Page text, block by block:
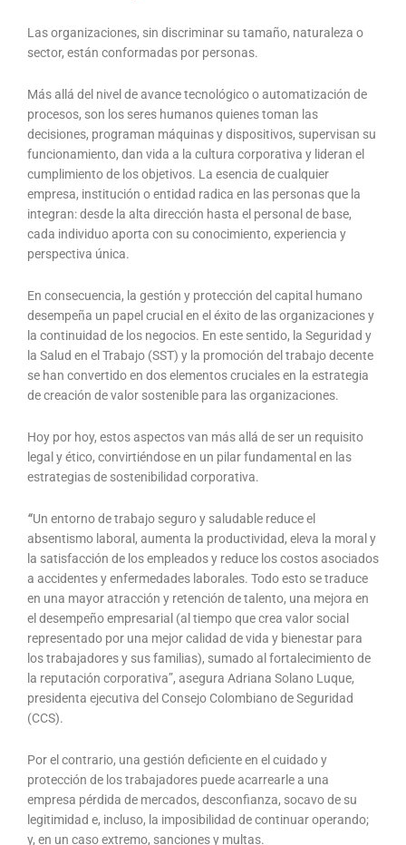
Las organizaciones, sin discriminar su tamaño, naturaleza o
sector, están conformadas por personas.
Más allá del nivel de avance tecnológico o automatización de
procesos, son los seres humanos quienes toman las
decisiones, programan máquinas y dispositivos, supervisan su
funcionamiento, dan vida a la cultura corporativa y lideran el
cumplimiento de los objetivos. La esencia de cualquier
empresa, institución o entidad radica en las personas que la
integran: desde la alta dirección hasta el personal de base,
cada individuo aporta con su conocimiento, experiencia y
perspectiva única.
En consecuencia, la gestión y protección del capital humano
desempeña un papel crucial en el éxito de las organizaciones y
la continuidad de los negocios. En este sentido, la Seguridad y
la Salud en el Trabajo (SST) y la promoción del trabajo decente
se han convertido en dos elementos cruciales en la estrategia
de creación de valor sostenible para las organizaciones.
Hoy por hoy, estos aspectos van más allá de ser un requisito
legal y ético, convirtiéndose en un pilar fundamental en las
estrategias de sostenibilidad corporativa.
“Un entorno de trabajo seguro y saludable reduce el
absentismo laboral, aumenta la productividad, eleva la moral y
la satisfacción de los empleados y reduce los costos asociados
a accidentes y enfermedades laborales. Todo esto se traduce
en una mayor atracción y retención de talento, una mejora en
el desempeño empresarial (al tiempo que crea valor social
representado por una mejor calidad de vida y bienestar para
los trabajadores y sus familias), sumado al fortalecimiento de
la reputación corporativa”, asegura Adriana Solano Luque,
presidenta ejecutiva del Consejo Colombiano de Seguridad
(CCS).
Por el contrario, una gestión deficiente en el cuidado y
protección de los trabajadores puede acarrearle a una
empresa pérdida de mercados, desconfianza, socavo de su
legitimidad e, incluso, la imposibilidad de continuar operando;
y, en un caso extremo, sanciones y multas.